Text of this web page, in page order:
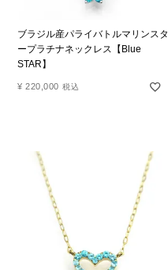
ブラジル産パライバトルマリンスタ
ープラチナネックレス【Blue
STAR】
¥ 220,000 税込